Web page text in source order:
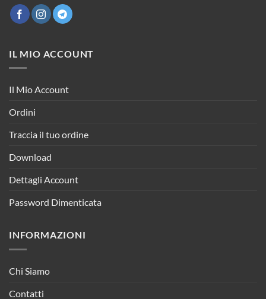
IL MIO ACCOUNT
Il Mio Account
Ordini
Traccia il tuo ordine
Download
Dettagli Account
Password Dimenticata
INFORMAZIONI
Chi Siamo
Contatti